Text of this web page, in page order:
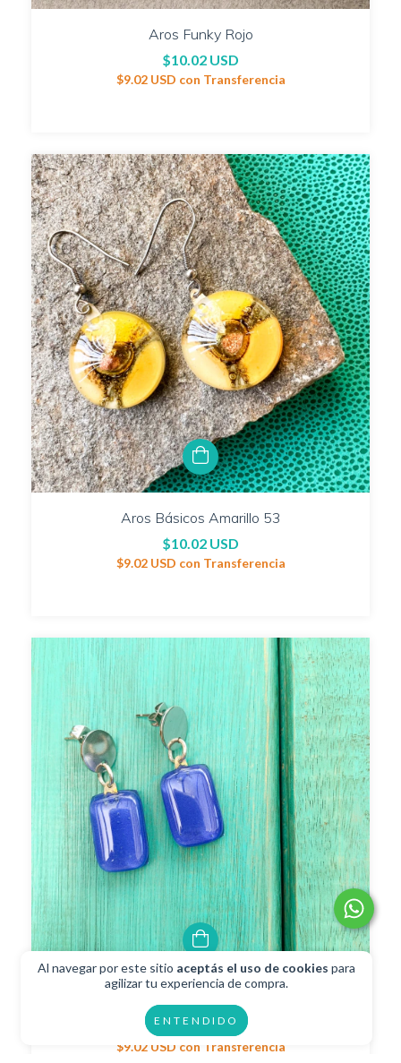
Al navegar por este sitio aceptás el uso de cookies para
agilizar tu experiencia de compra.
ENTENDIDO
Aros Funky Rojo
$10.02 USD
$9.02 USD con Transferencia
Aros Básicos Amarillo 53
$10.02 USD
$9.02 USD con Transferencia
Aros Funky Azul
$10.02 USD
$9.02 USD con Transferencia